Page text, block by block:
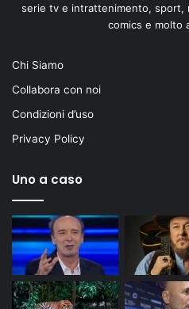
serie tv e intrattenimento, sport,
comics e molto
Chi Siamo
Collabora con noi
Condizioni d’uso
Privacy Policy
Uno a caso